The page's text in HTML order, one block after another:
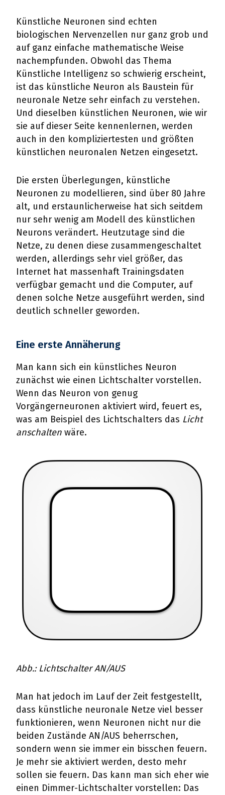
Künstliche Neuronen sind echten
biologischen Nervenzellen nur ganz grob und
auf ganz einfache mathematische Weise
nachempfunden. Obwohl das Thema
Künstliche Intelligenz so schwierig erscheint,
ist das künstliche Neuron als Baustein für
neuronale Netze sehr einfach zu verstehen.
Und dieselben künstlichen Neuronen, wie wir
sie auf dieser Seite kennenlernen, werden
auch in den kompliziertesten und größten
künstlichen neuronalen Netzen eingesetzt.
Die ersten Überlegungen, künstliche
Neuronen zu modellieren, sind über 80 Jahre
alt, und erstaunlicherweise hat sich seitdem
nur sehr wenig am Modell des künstlichen
Neurons verändert. Heutzutage sind die
Netze, zu denen diese zusammengeschaltet
werden, allerdings sehr viel größer, das
Internet hat massenhaft Trainingsdaten
verfügbar gemacht und die Computer, auf
denen solche Netze ausgeführt werden, sind
deutlich schneller geworden.
Eine erste Annäherung
Man kann sich ein künstliches Neuron
zunächst wie einen Lichtschalter vorstellen.
Wenn das Neuron von genug
Vorgängerneuronen aktiviert wird, feuert es,
was am Beispiel des Lichtschalters das Licht
anschalten wäre.
Abb.: Lichtschalter AN/AUS
Man hat jedoch im Lauf der Zeit festgestellt,
dass künstliche neuronale Netze viel besser
funktionieren, wenn Neuronen nicht nur die
beiden Zustände AN/AUS beherrschen,
sondern wenn sie immer ein bisschen feuern.
Je mehr sie aktiviert werden, desto mehr
sollen sie feuern. Das kann man sich eher wie
einen Dimmer-Lichtschalter vorstellen: Das